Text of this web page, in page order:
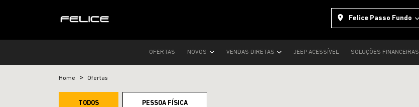
Felice Passo Fundo
OFERTAS NOVOS VENDAS DIRETAS JEEP ACESSÍVEL SOLUÇÕES FINANCEIRAS
Home Ofertas
TODOS PESSOA FÍSICA